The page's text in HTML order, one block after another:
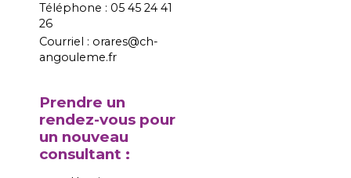
Téléphone : 05 45 24 41
26
Courriel : orares@ch-
angouleme.fr
Prendre un
rendez-vous pour
un nouveau
consultant :